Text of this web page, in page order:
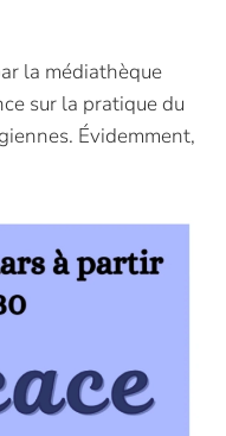
la médiathèque
sur la pratique du
Évidemment,